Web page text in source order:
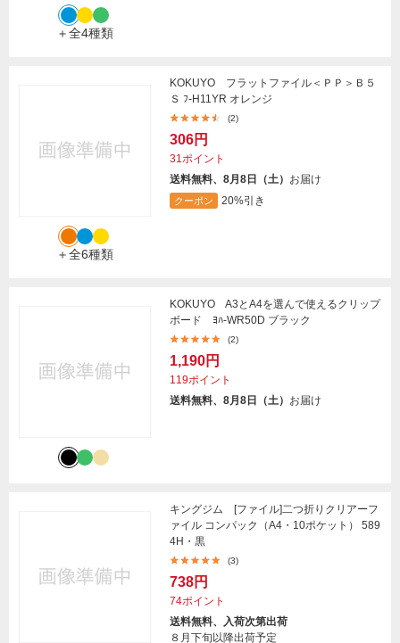
＋全4種類
＋全6種類
KOKUYO フラットファイル＜ＰＰ＞Ｂ５
Ｓ ﾌ-H11YR オレンジ
(2)
306円
31ポイント
送料無料、8月8日（土） お届け
クーポン 20%引き
KOKUYO A3とA4を選んで使えるクリップ
ボード ﾖﾊ-WR50D ブラック
(2)
1,190円
119ポイント
送料無料、8月8日（土） お届け
キングジム [ファイル]二つ折りクリアーフ
ァイル コンパック（A4・10ポケット） 589
4H・黒
(3)
738円
74ポイント
送料無料、入荷次第出荷
８月下旬以降出荷予定